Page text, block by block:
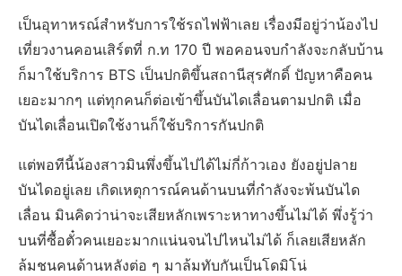
เป็นอุทาหรณ์สำหรับการใช้รถไฟฟ้าเลย เรื่องมีอยู่ว่าน้องไป
เที่ยวงานคอนเสิร์ตที่ ก.ท 170 ปี พอคอนจบกำลังจะกลับบ้าน
ก็มาใช้บริการ BTS เป็นปกติขึ้นสถานีสุรศักดิ์ ปัญหาคือคน
เยอะมากๆ แต่ทุกคนก็ต่อเข้าขึ้นบันไดเลื่อนตามปกติ เมื่อ
บันไดเลื่อนเปิดใช้งานก็ใช้บริการกันปกติ
แต่พอทีนี้น้องสาวมินพึ่งขึ้นไปได้ไม่กี่ก้าวเอง ยังอยู่ปลาย
บันไดอยู่เลย เกิดเหตุการณ์คนด้านบนที่กำลังจะพ้นบันได
เลื่อน มินคิดว่าน่าจะเสียหลักเพราะหาทางขึ้นไม่ได้ พึ่งรู้ว่า
บนที่ซื้อตั๋วคนเยอะมากแน่นจนไปไหนไม่ได้ ก็เลยเสียหลัก
ล้มชนคนด้านหลังต่อ ๆ มาล้มทับกันเป็นโดมิโน่